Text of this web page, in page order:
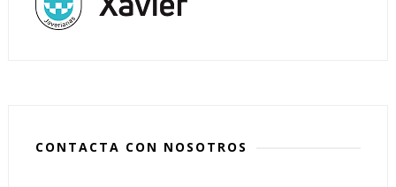
CONTACTA CON NOSOTROS